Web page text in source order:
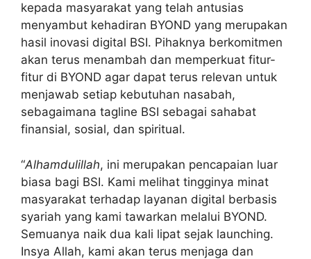
kepada masyarakat yang telah antusias
menyambut kehadiran BYOND yang merupakan
hasil inovasi digital BSI. Pihaknya berkomitmen
akan terus menambah dan memperkuat fitur-
fitur di BYOND agar dapat terus relevan untuk
menjawab setiap kebutuhan nasabah,
sebagaimana tagline BSI sebagai sahabat
finansial, sosial, dan spiritual.
“Alhamdulillah, ini merupakan pencapaian luar
biasa bagi BSI. Kami melihat tingginya minat
masyarakat terhadap layanan digital berbasis
syariah yang kami tawarkan melalui BYOND.
Semuanya naik dua kali lipat sejak launching.
Insya Allah, kami akan terus menjaga dan